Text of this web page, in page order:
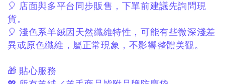
🎈 店面與多平台同步販售， 下單前建議先詢問現
貨。
🎈 淺色系羊絨因天然纖維特性，可能有些微深淺差
異或原色纖維， 屬正常現象，不影響整體美觀。
🎁 貼心服務